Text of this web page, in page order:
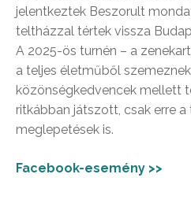
jelentkeztek Beszorult
teltházzal tértek vissza
A 2025-ös turnén – a
a teljes életműből
közönségkedvencek mellett
ritkábban játszott, csak erre
meglepetések is.
Facebook-esemény >>